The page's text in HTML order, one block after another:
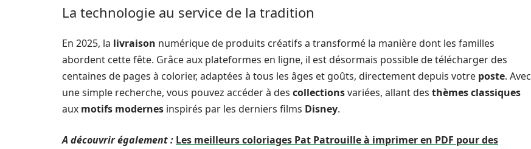
La technologie au service de la tradition
En 2025, la livraison numérique de produits créatifs a transformé la manière dont les familles
abordent cette fête. Grâce aux plateformes en ligne, il est désormais possible de télécharger des
centaines de pages à colorier, adaptées à tous les âges et goûts, directement depuis votre poste. Avec
une simple recherche, vous pouvez accéder à des collectionsvariées, allant des thèmes classiques
aux motifs modernes inspirés par les derniers films Disney.
A découvrir également : Les meilleurs coloriages Pat Patrouille à imprimer en PDF pour des